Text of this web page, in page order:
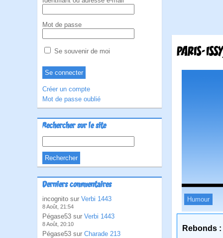
Mot de passe
Se souvenir de moi
Créer un compte
Mot de passe oublié
Rechercher sur le site
Derniers commentaires
incognito sur Verbi 1443
8 Août, 21:54
Pégase53 sur Verbi 1443
8 Août, 20:10
Pégase53 sur Charade 213
PARIS-
Humour
Rebonds :